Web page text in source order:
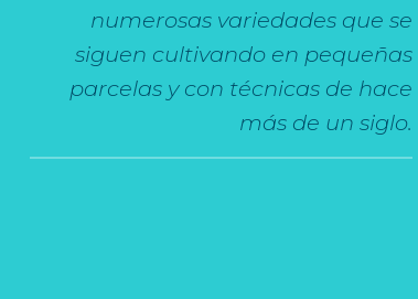
numerosas variedades que se
siguen cultivando en pequeñas
parcelas y con técnicas de hace
más de un siglo.